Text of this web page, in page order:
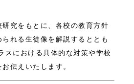
研究をもとに、各校の教育方針
れる生徒像を解説するととも
スにおける具体的な対策や学校
伝えいたします。